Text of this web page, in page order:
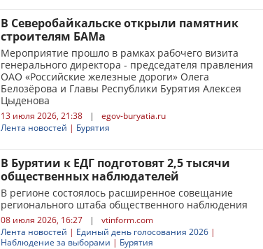
В Северобайкальске открыли памятник
строителям БАМа
Мероприятие прошло в рамках рабочего визита
генерального директора - председателя правления
ОАО «Российские железные дороги» Олега
Белозёрова и Главы Республики Бурятия Алексея
Цыденова
13 июля 2026, 21:38 |
egov-buryatia.ru
Лента новостей | Бурятия
В Бурятии к ЕДГ подготовят 2,5 тысячи
общественных наблюдателей
В регионе состоялось расширенное совещание
регионального штаба общественного наблюдения
08 июля 2026, 16:27 |
vtinform.com
Лента новостей | Единый день голосования 2026 |
Наблюдение за выборами | Бурятия